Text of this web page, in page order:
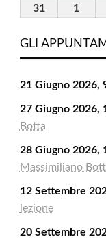
Agosto
3131
2026
1
2026
GLI
21 Giugno 2026,
27 Giugno 2026,
Botta
28 Giugno 2026,
Massimiliano
12 Settembre
lezione
20 Settembre